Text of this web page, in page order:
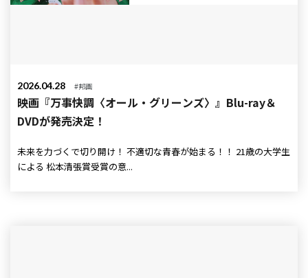
2026.04.28 #邦画
映画『万事快調〈オール・グリーンズ〉』Blu-ray＆
DVDが発売決定！
未来を力づくで切り開け！ 不適切な青春が始まる！！ 21歳の大学生
による 松本清張賞受賞の意...